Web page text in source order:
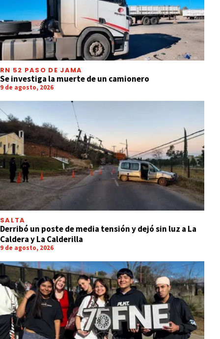
RN 52 PASO DE JAMA
Se investiga la muerte de un camionero
9 de agosto, 2026
SALTA
Derribó un poste de media tensión y dejó sin luz a La
Caldera y La Calderilla
9 de agosto, 2026